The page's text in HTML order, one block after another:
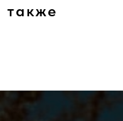
также